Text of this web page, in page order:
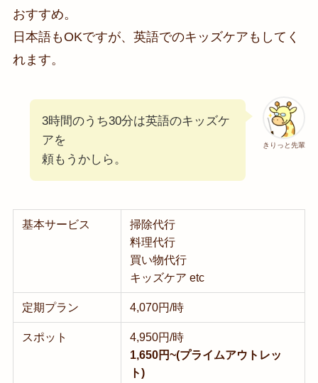
おすすめ。
日本語もOKですが、英語でのキッズケアもしてく
れます。
きりっと先輩
3時間のうち30分は英語のキッズケ
アを
頼もうかしら。
基本サービス
掃除代行
料理代行
買い物代行
キッズケア etc
定期プラン 4,070円/時
スポット
4,950円/時
1,650円~(プライムアウトレッ
ト)